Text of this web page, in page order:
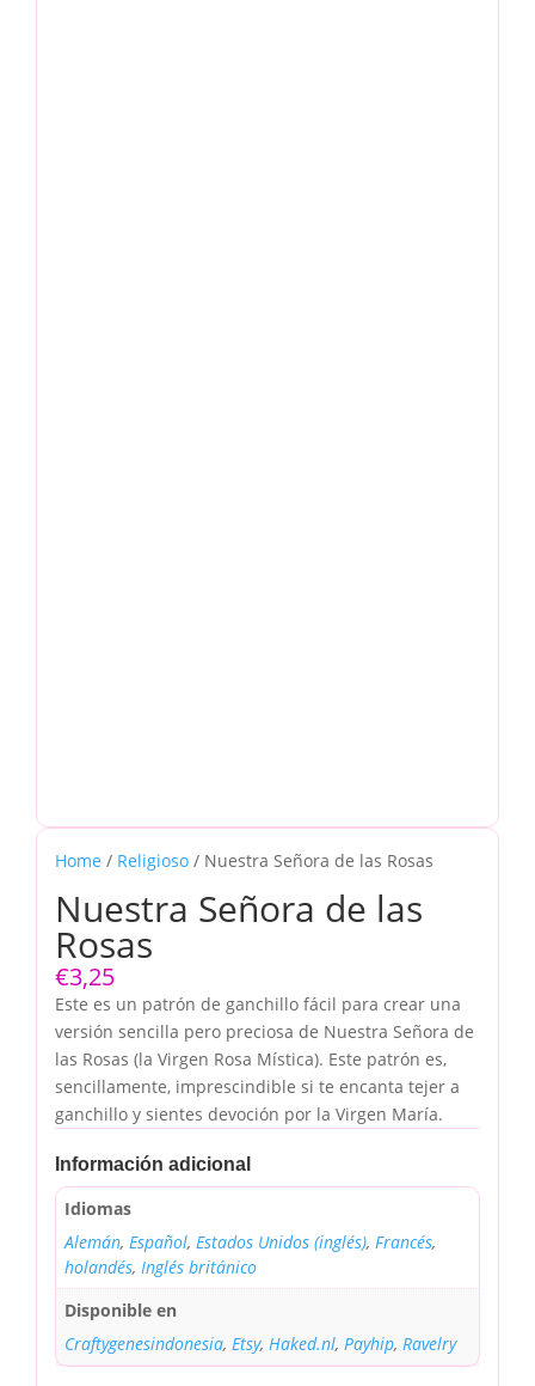
Home / Religioso / Nuestra Señora de las Rosas
Nuestra Señora de las
Rosas
€3,25
Este es un patrón de ganchillo fácil para crear una
versión sencilla pero preciosa de Nuestra Señora de
las Rosas (la Virgen Rosa Mística). Este patrón es,
sencillamente, imprescindible si te encanta tejer a
ganchillo y sientes devoción por la Virgen María.
Información adicional
Idiomas
Alemán, Español, Estados Unidos (inglés), Francés,
holandés, Inglés británico
Disponible en
Craftygenesindonesia, Etsy, Haked.nl, Payhip, Ravelry